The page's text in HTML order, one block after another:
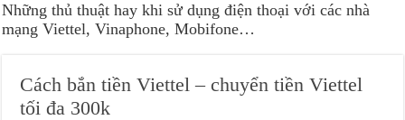
Những thủ thuật hay khi sử dụng điện thoại với các nhà
mạng Viettel, Vinaphone, Mobifone…
Cách bắn tiền Viettel – chuyển tiền Viettel
tối đa 300k